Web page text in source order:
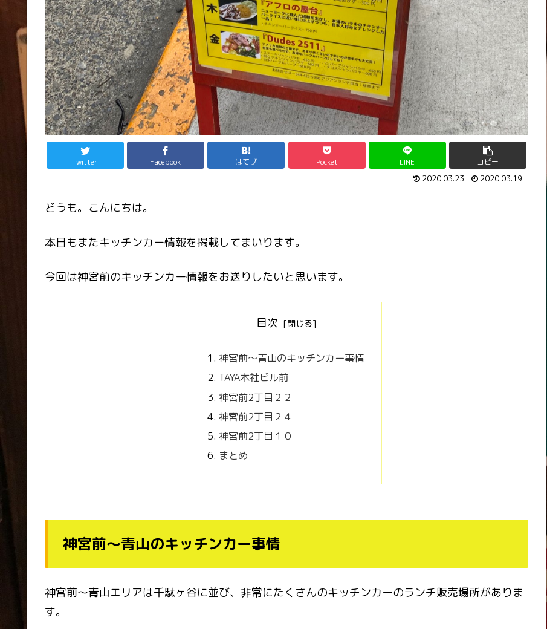
Twitter Facebook はてブ Pocket LINE コピー
2020.03.23 2020.03.19
どうも。こんにちは。
本日もまたキッチンカー情報を掲載してまいります。
今回は神宮前のキッチンカー情報をお送りしたいと思います。
目次
神宮前〜青山のキッチンカー事情
TAYA本社ビル前
神宮前2丁目２２
神宮前2丁目２４
神宮前2丁目１０
まとめ
神宮前〜青山のキッチンカー事情
神宮前〜青山エリアは千駄ヶ谷に並び、非常にたくさんのキッチンカーのランチ販売場所がありま
す。